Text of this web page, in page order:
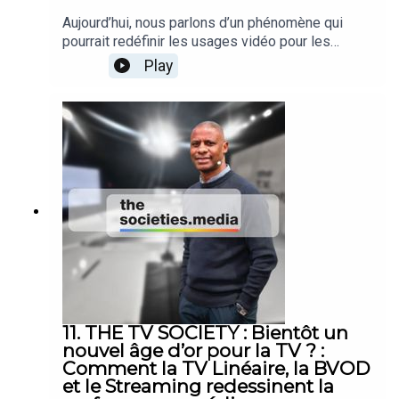
Aujourd’hui, nous parlons d’un phénomène qui
pourrait redéfinir les usages vidéo pour les
années à venir :l’hybridation entre la télévision et
les plateformes SVOD. Entre les jeunes
audiences qui plébiscitent l’intégration des
chaînes TV dans les plateformes, la faible
visibilité des offres hybrides, et l’évolution des
attentes en matière de contenus, nous assistons
peut-être à un véritable basculement. Pour en
discuter : Corinne Abitbol-Terrier d’Havas Media
Network Yves Del Frate de CSA Research
Play
11. THE TV SOCIETY : Bientôt un
nouvel âge d’or pour la TV ? :
Comment la TV Linéaire, la BVOD
et le Streaming redessinent la